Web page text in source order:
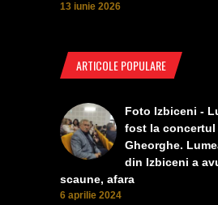
13 iunie 2026
ARTICOLE POPULARE
Foto Izbiceni -
fost la concertul
Gheorghe.
din Izbiceni a
scaune, afara
6 aprilie 2024